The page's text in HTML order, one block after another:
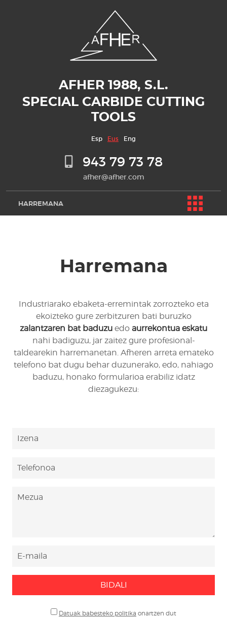
AFHER 1988, S.L.
SPECIAL CARBIDE CUTTING
TOOLS
Esp Eus Eng
943 79 73 78
afher@afher.com
HARREMANA
Harremana
Industriarako ebaketa-erremintak zorrozteko eta
ekoizteko gure zerbitzuren bati buruzko
zalantzaren bat baduzu edo aurrekontua eskatu
nahi badiguzu, jar zaitez gure profesional-
taldearekin harremanetan. Afheren arreta emateko
telefono bat dugu behar duzunerako, edo, nahiago
baduzu, honako formularioa erabiliz idatz
diezagukezu:
BIDALI
Datuak babesteko politika onartzen dut